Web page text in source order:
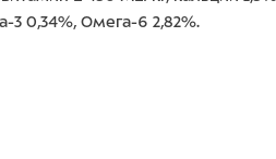
3 0,34%, Омега-6 2,82%.